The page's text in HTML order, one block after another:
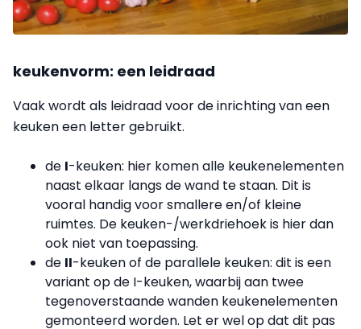
keukenvorm: een leidraad
Vaak wordt als leidraad voor de inrichting van een
keuken een letter gebruikt.
de I-keuken: hier komen alle keukenelementen
naast elkaar langs de wand te staan. Dit is
vooral handig voor smallere en/of kleine
ruimtes. De keuken-/werkdriehoek is hier dan
ook niet van toepassing.
de II-keuken of de parallele keuken: dit is een
variant op de I-keuken, waarbij aan twee
tegenoverstaande wanden keukenelementen
gemonteerd worden. Let er wel op dat dit pas